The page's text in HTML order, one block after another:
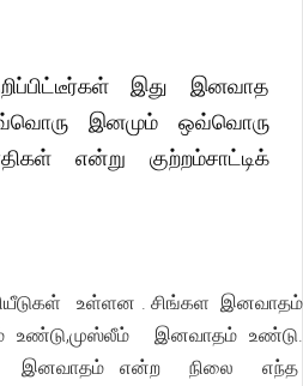
இது இனவாத
இனமும் ஒவ்வொரு
என்று குற்றம்சாட்டிக்
உள்ளன . சிங்கள இனவாதம்
இனவாதம் உண்டு.
இனவாதம் என்ற நிலை எந்த